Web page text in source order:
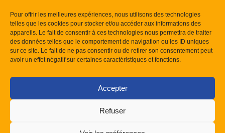
Pour offrir les meilleures expériences, nous utilisons des technologies
telles que les cookies pour stocker et/ou accéder aux informations des
appareils. Le fait de consentir à ces technologies nous permettra de traiter
des données telles que le comportement de navigation ou les ID uniques
sur ce site. Le fait de ne pas consentir ou de retirer son consentement peut
avoir un effet négatif sur certaines caractéristiques et fonctions.
Accepter
Refuser